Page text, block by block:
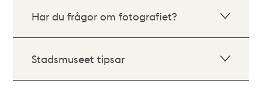
Har du frågor om fotografiet?
Stadsmuseet tipsar